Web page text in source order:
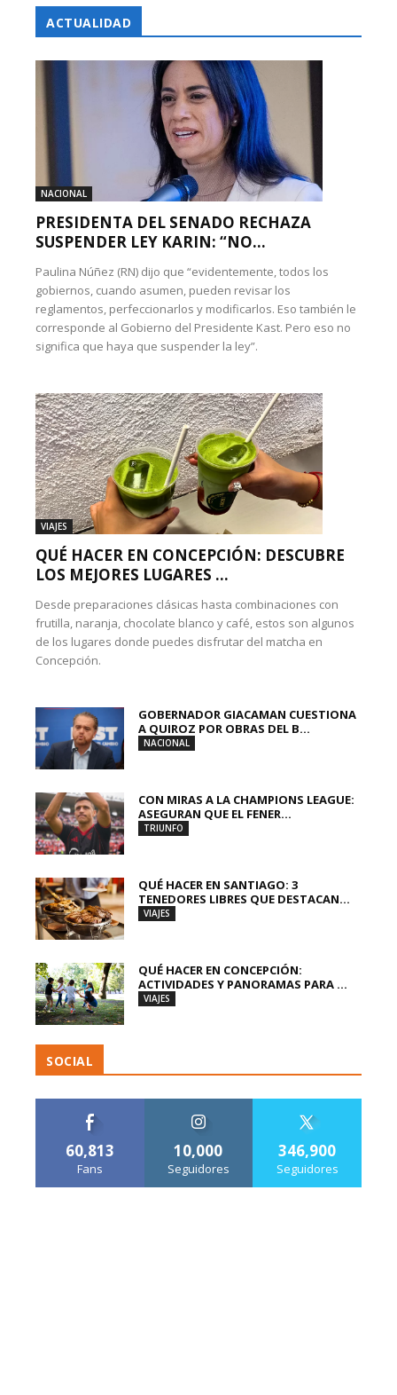
ACTUALIDAD
NACIONAL
PRESIDENTA DEL SENADO RECHAZA
SUSPENDER LEY KARIN: “NO...
Paulina Núñez (RN) dijo que “evidentemente, todos los
gobiernos, cuando asumen, pueden revisar los
reglamentos, perfeccionarlos y modificarlos. Eso también le
corresponde al Gobierno del Presidente Kast. Pero eso no
significa que haya que suspender la ley”.
VIAJES
QUÉ HACER EN CONCEPCIÓN: DESCUBRE
LOS MEJORES LUGARES ...
Desde preparaciones clásicas hasta combinaciones con
frutilla, naranja, chocolate blanco y café, estos son algunos
de los lugares donde puedes disfrutar del matcha en
Concepción.
GOBERNADOR GIACAMAN CUESTIONA
A QUIROZ POR OBRAS DEL B...
NACIONAL
CON MIRAS A LA CHAMPIONS LEAGUE:
ASEGURAN QUE EL FENER...
TRIUNFO
QUÉ HACER EN SANTIAGO: 3
TENEDORES LIBRES QUE DESTACAN...
VIAJES
QUÉ HACER EN CONCEPCIÓN:
ACTIVIDADES Y PANORAMAS PARA ...
VIAJES
SOCIAL
60,813
Fans
10,000
Seguidores
346,900
Seguidores